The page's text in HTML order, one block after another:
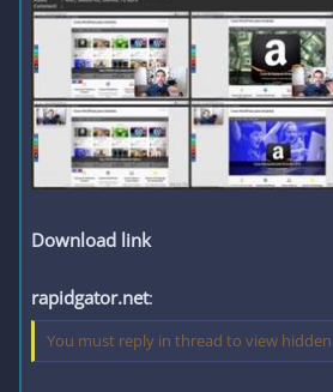
Download link
rapidgator.net:
You must reply in thread to view